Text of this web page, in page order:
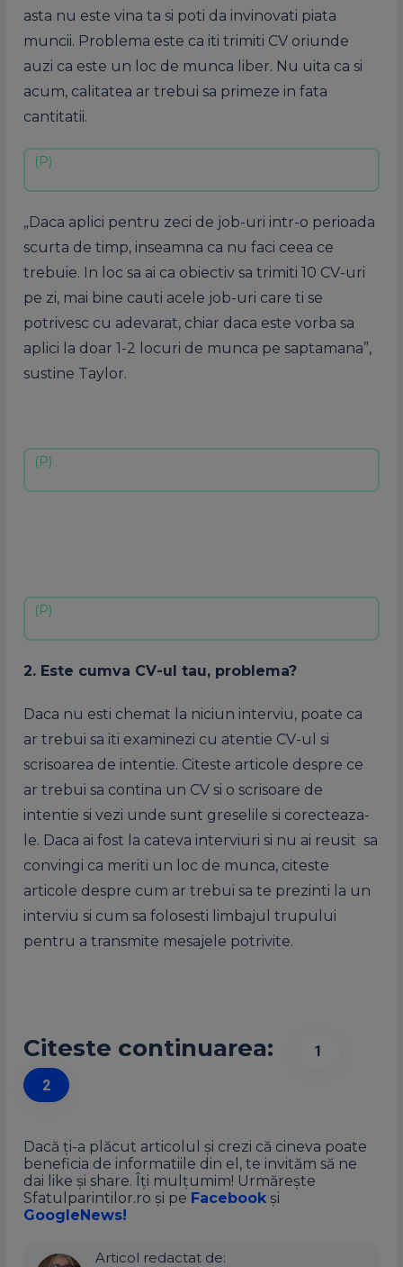
asta nu este vina ta si poti da invinovati piata
muncii. Problema este ca iti trimiti CV oriunde
auzi ca este un loc de munca liber. Nu uita ca si
acum, calitatea ar trebui sa primeze in fata
cantitatii.
„Daca aplici pentru zeci de job-uri intr-o perioada
scurta de timp, inseamna ca nu faci ceea ce
trebuie. In loc sa ai ca obiectiv sa trimiti 10 CV-uri
pe zi, mai bine cauti acele job-uri care ti se
potrivesc cu adevarat, chiar daca este vorba sa
aplici la doar 1-2 locuri de munca pe saptamana”,
sustine Taylor.
2. Este cumva CV-ul tau, problema?
Daca nu esti chemat la niciun interviu, poate ca
ar trebui sa iti examinezi cu atentie CV-ul si
scrisoarea de intentie. Citeste articole despre ce
ar trebui sa contina un CV si o scrisoare de
intentie si vezi unde sunt greselile si corecteaza-
le. Daca ai fost la cateva interviuri si nu ai reusit sa
convingi ca meriti un loc de munca, citeste
articole despre cum ar trebui sa te prezinti la un
interviu si cum sa folosesti limbajul trupului
pentru a transmite mesajele potrivite.
Citeste continuarea:
1
2
Dacă ți-a plăcut articolul și crezi că cineva poate
beneficia de informatiile din el, te invităm să ne
dai like și share. Îți mulțumim! Urmărește
Sfatulparintilor.ro și pe Facebook și
GoogleNews!
Articol redactat de: